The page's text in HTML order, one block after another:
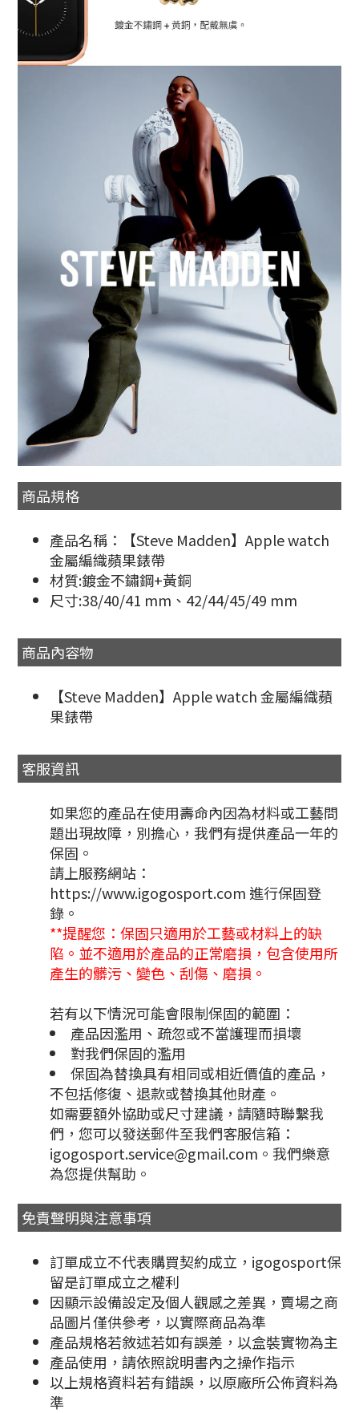
商品規格
產品名稱：【Steve Madden】Apple watch
金屬編織蘋果錶帶
材質:鍍金不鏽鋼+黃銅
尺寸:38/40/41 mm、42/44/45/49 mm
商品內容物
【Steve Madden】Apple watch 金屬編織蘋
果錶帶
客服資訊
如果您的產品在使用壽命內因為材料或工藝問
題出現故障，別擔心，我們有提供產品一年的
保固。
請上服務網站：
https://www.igogosport.com 進行保固登
錄。
**提醒您：保固只適用於工藝或材料上的缺
陷。並不適用於產品的正常磨損，包含使用所
產生的髒污、變色、刮傷、磨損。
若有以下情況可能會限制保固的範圍：
產品因濫用、疏忽或不當護理而損壞
對我們保固的濫用
保固為替換具有相同或相近價值的產品，
不包括修復、退款或替換其他財產。
如需要額外協助或尺寸建議，請隨時聯繫我
們，您可以發送郵件至我們客服信箱：
igogosport.service@gmail.com。我們樂意
為您提供幫助。
免責聲明與注意事項
訂單成立不代表購買契約成立，igogosport保
留是訂單成立之權利
因顯示設備設定及個人觀感之差異，賣場之商
品圖片僅供參考，以實際商品為準
產品規格若敘述若如有誤差，以盒裝實物為主
產品使用，請依照說明書內之操作指示
以上規格資料若有錯誤，以原廠所公佈資料為
準